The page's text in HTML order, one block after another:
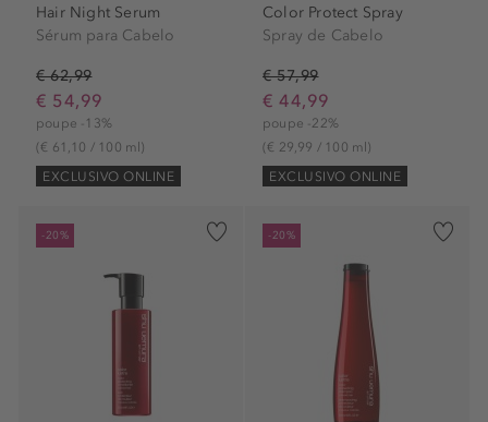
Hair Night Serum
Sérum para Cabelo
€ 62,99
€ 54,99
poupe -13%
(€ 61,10 / 100 ml)
EXCLUSIVO ONLINE
Color Protect Spray
Spray de Cabelo
€ 57,99
€ 44,99
poupe -22%
(€ 29,99 / 100 ml)
EXCLUSIVO ONLINE
-20% -20%